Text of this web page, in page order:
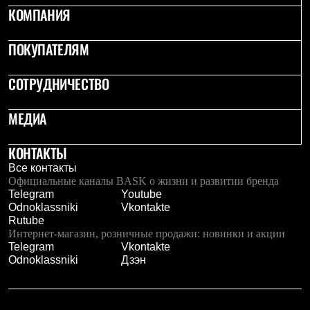
PEAK
ЗА ПОЛЯРНЫМ КРУГОМ
BASK kids
CITY
BASK juno
ИДЁМ В ПОХОД
Каталог дилеров
Компания
История
Отцы основатели
Производство
Баск в вашем городе
Контроль качества
Технологии
Команда Баск
Сотрудничество
Дилерам
КОМПАНИЯ
ПОКУПАТЕЛЯМ
СОТРУДНИЧЕСТВО
МЕДИА
КОНТАКТЫ
Все контакты
Официальные каналы BASK о жизни и развитии бренда
Telegram
Youtube
Odnoklassniki
Vkontakte
Rutube
Интернет-магазин, розничные продажи: новинки и акции
Telegram
Vkontakte
Odnoklassniki
Дзэн